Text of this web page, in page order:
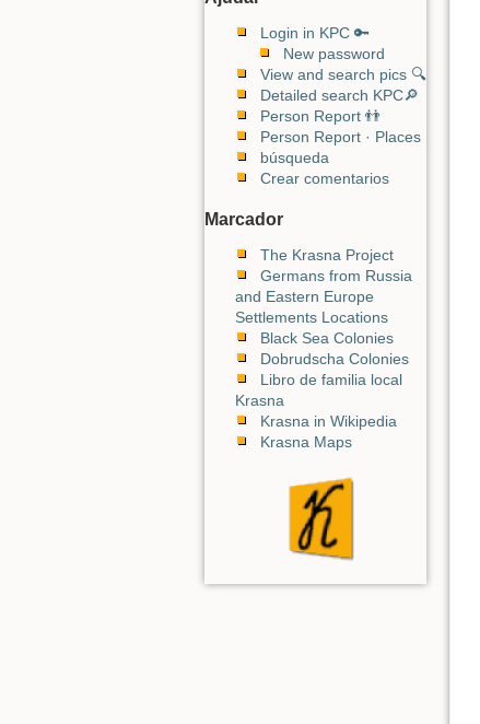
Login in KPC 🔑
New password
View and search pics 🔍
Detailed search KPC🔎
Person Report 👬
Person Report · Places
búsqueda
Crear comentarios
Marcador
The Krasna Project
Germans from Russia
and Eastern Europe
Settlements Locations
Black Sea Colonies
Dobrudscha Colonies
Libro de familia local
Krasna
Krasna in Wikipedia
Krasna Maps